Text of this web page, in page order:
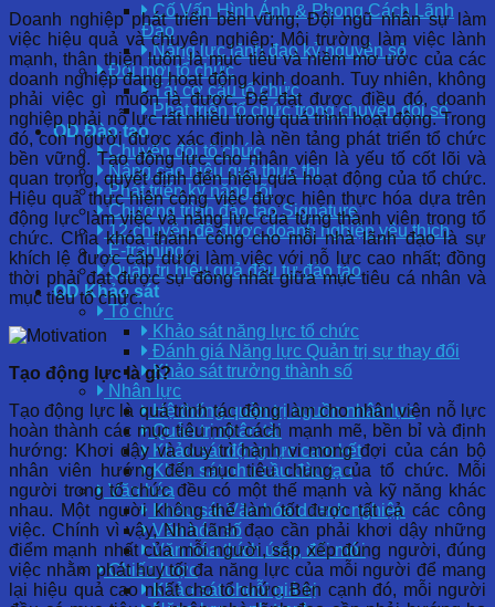
Cố Vấn Hình Ảnh & Phong Cách Lãnh
Đạo
Năng lực lãnh đạo kỷ nguyên số
Đổi mới tổ chức
Tái cơ cấu tổ chức
Phát triển tổ chức trong chuyển đổi số
OD Đào tạo
Chuyển đổi tổ chức
Nâng cao hiệu quả thực thi
Phát triển kỹ năng lõi
Chương trình đào tạo Signature
12 chuyên đề được doanh nghiệp yêu thích
E-training
Quản trị hiệu quả đầu tư đào tạo
OD Khảo sát
Tổ chức
Khảo sát năng lực tổ chức
Đánh giá Năng lực Quản trị sự thay đổi
Khảo sát trưởng thành số
Nhân lực
Hệ thống quản trị nguồn nhân lực
Quản trị nhân tài
Khảo sát động lực cam kết
Khảo sát nhu cầu đào tạo
Văn hóa
Khảo sát Văn hóa doanh nghiệp
Văn hóa số
Văn hóa thích ứng, đổi mới
Chiến lược
Khảo sát chuỗi giá trị
Doanh nghiệp phát triển bền vững; Đội ngũ nhân sự làm
việc hiệu quả và chuyên nghiệp; Môi trường làm việc lành
mạnh, thân thiện luôn là mục tiêu và niềm mơ ước của các
doanh nghiệp đang hoạt động kinh doanh. Tuy nhiên, không
phải việc gì muốn là được. Để đạt được điều đó, doanh
nghiệp phải nỗ lực rất nhiều trong quá trình hoạt động. Trong
đó, con người được xác định là nền tảng phát triển tổ chức
bền vững. Tạo động lực cho nhân viên là yếu tố cốt lõi và
quan trọng, quyết định đến hiệu quả hoạt động của tổ chức.
Hiệu quả thực hiện công việc được hiện thực hóa dựa trên
động lực làm việc và năng lực của từng thành viên trong tổ
chức. Chìa khóa thành công cho mỗi nhà lãnh đạo là sự
khích lệ được cấp dưới làm việc với nỗ lực cao nhất; đồng
thời phải đạt được sự đồng nhất giữa mục tiêu cá nhân và
mục tiêu tổ chức.
Tạo động lực là gì?
Tạo động lực là quá trình tác động làm cho nhân viên nỗ lực
hoàn thành các mục tiêu một cách mạnh mẽ, bền bỉ và định
hướng: Khơi dậy và duy trì hành vi mong đợi của cán bộ
nhân viên hướng đến mục tiêu chung của tổ chức. Mỗi
người trong tổ chức đều có một thế mạnh và kỹ năng khác
nhau. Một người không thể làm tốt được tất cả các công
việc. Chính vì vậy, Nhà lãnh đạo cần phải khơi dậy những
điểm mạnh nhất của mỗi người, sắp xếp đúng người, đúng
việc nhằm phát huy tối đa năng lực của mỗi người để mang
lại hiệu quả cao nhất cho tổ chức. Bên cạnh đó, mỗi người